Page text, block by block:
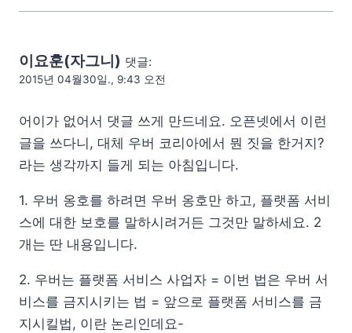
이요훈(자그니) 댓글:
2015년 04월30일., 9:43 오전
어이가 없어서 댓글 쓰게 만드네요. 오픈넷에서 이런
글을 쓰다니, 대체 우버 코리아에서 뭔 짓을 한거지?
라는 생각까지 들게 되는 아침입니다.
1. 우버 옹호를 하려면 우버 옹호만 하고, 플랫폼 서비
스에 대한 보호를 말하시려거든 그것만 말하세요. 2
개는 딴 내용입니다.
2. 우버는 플랫폼 서비스 사업자 = 이번 법은 우버 서
비스를 금지시키는 법 = 앞으로 플랫폼 서비스를 금
지시킬법, 이란 논리인데요-